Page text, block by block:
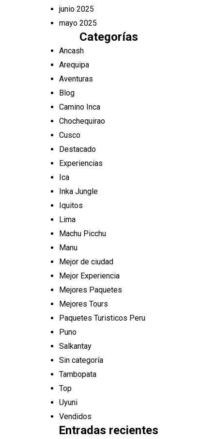
junio 2025
mayo 2025
Categorías
Ancash
Arequipa
Aventuras
Blog
Camino Inca
Chochequirao
Cusco
Destacado
Experiencias
Ica
Inka Jungle
Iquitos
Lima
Machu Picchu
Manu
Mejor de ciudad
Mejor Experiencia
Mejores Paquetes
Mejores Tours
Paquetes Turisticos Peru
Puno
Salkantay
Sin categoría
Tambopata
Top
Uyuni
Vendidos
Entradas recientes